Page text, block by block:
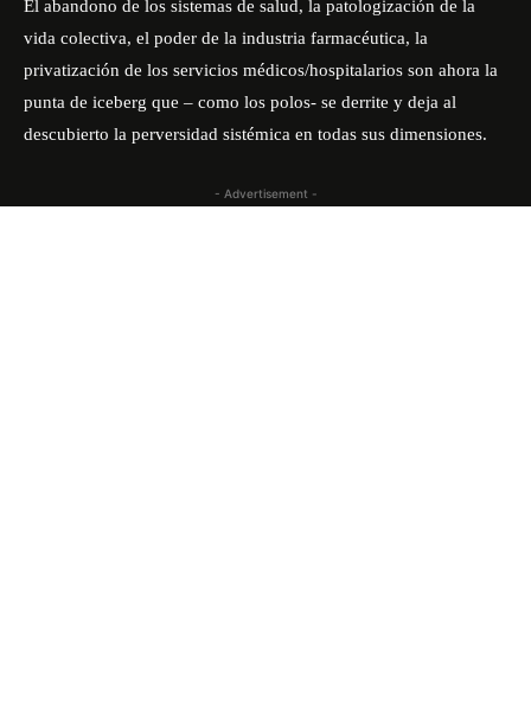
El abandono de los sistemas de salud, la patologización de la
vida colectiva, el poder de la industria farmacéutica, la
privatización de los servicios médicos/hospitalarios son ahora la
punta de iceberg que – como los polos- se derrite y deja al
descubierto la perversidad sistémica en todas sus dimensiones.
- Advertisement -